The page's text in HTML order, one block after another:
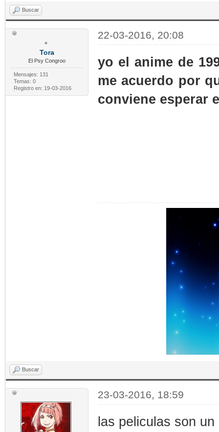
Buscar
Tora
El Psy Congroo
Mensajes: 131
Temas: 0
Registro en: 19-03-2016
22-03-2016, 20:08
yo el anime de
me acuerdo por
conviene esperar
Buscar
23-03-2016, 18:59
las peliculas son